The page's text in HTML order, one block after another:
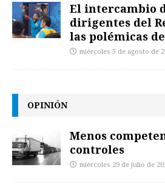
El intercambio
dirigentes del
las polémicas
miércoles 5 de agosto de
OPINIÓN
Menos
controles
miércoles 29 de julio de